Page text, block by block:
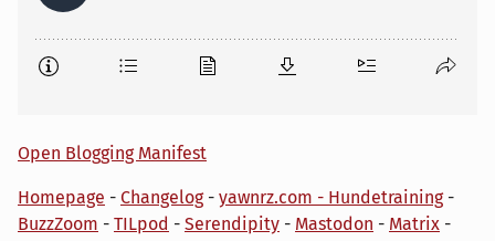
Open Blogging Manifest
Homepage - Changelog- yawnrz.com - Hundetraining-
BuzzZoom - TILpod - Serendipity - Mastodon - Matrix -